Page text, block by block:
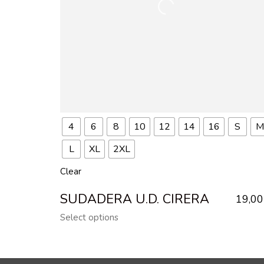
4 6 8 10 12 14 16 S
M
L
XL 2XL
Clear
SUDADERA U.D. CIRERA
Select options